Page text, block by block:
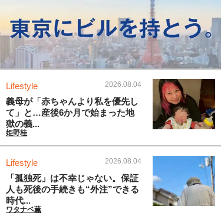
Lifestyle 2026.08.04
義母が「赤ちゃんより私を優先し
て」と…産後6か月で始まった地
獄の義...
姫野桂
Lifestyle 2026.08.04
「孤独死」は不幸じゃない。保証
人も死後の手続きも“外注”できる
時代...
ワタナベ薫